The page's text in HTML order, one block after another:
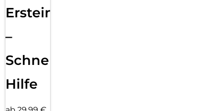
Ersteinrichtung
–
Schnelle
Hilfe